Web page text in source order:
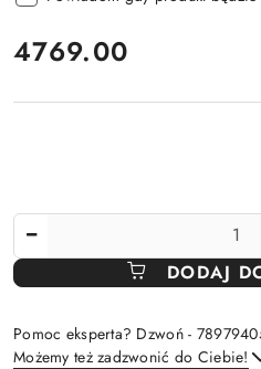
cena:
4769.00
DODAJ
Pomoc eksperta? Dzwoń -
Możemy też zadzwonić do Ciebie!